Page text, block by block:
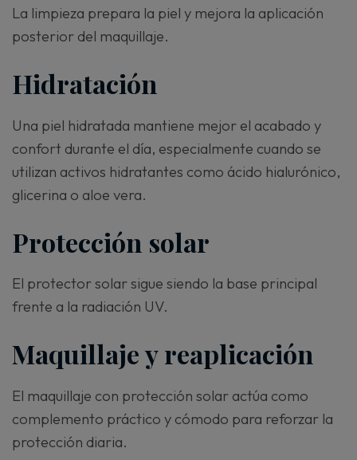
La limpieza prepara la piel y mejora la aplicación
posterior del maquillaje.
Hidratación
Una piel hidratada mantiene mejor el acabado y
confort durante el día, especialmente cuando se
utilizan activos hidratantes como ácido hialurónico,
glicerina o aloe vera.
Protección solar
El protector solar sigue siendo la base principal
frente a la radiación UV.
Maquillaje y reaplicación
El maquillaje con protección solar actúa como
complemento práctico y cómodo para reforzar la
protección diaria.